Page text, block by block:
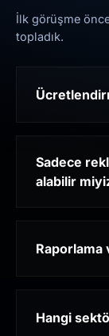
İlk görüşme
topladık.
Sadece
alabilir
Raporlama
Hangi